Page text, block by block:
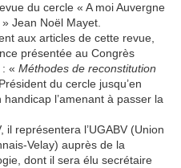
du cercle « A moi Auvergne
Jean Noël Mayet.
aux articles de cette revue,
présentée au Congrès
« Méthodes de reconstitution
du cercle jusqu’en
l’amenant à passer la
il représentera l’UGABV (Union
Velay) auprès de la
dont il sera élu secrétaire